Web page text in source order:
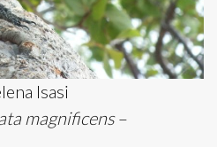
Isasi
magnificens–